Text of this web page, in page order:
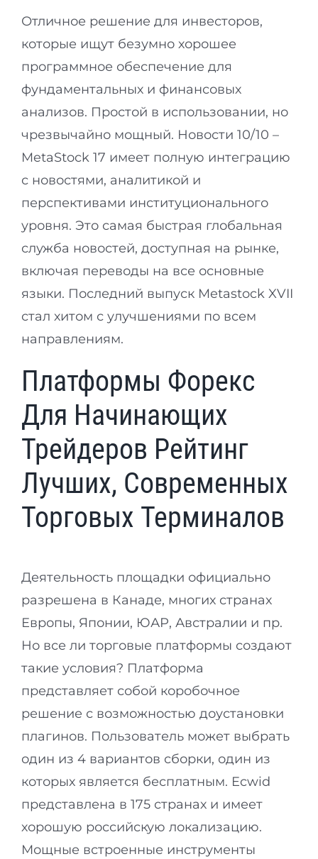
Отличное решение для инвесторов,
которые ищут безумно хорошее
программное обеспечение для
фундаментальных и финансовых
анализов. Простой в использовании, но
чрезвычайно мощный. Новости 10/10 –
MetaStock 17 имеет полную интеграцию
с новостями, аналитикой и
перспективами институционального
уровня. Это самая быстрая глобальная
служба новостей, доступная на рынке,
включая переводы на все основные
языки. Последний выпуск Metastock XVII
стал хитом с улучшениями по всем
направлениям.
Платформы Форекс
Для Начинающих
Трейдеров Рейтинг
Лучших, Современных
Торговых Терминалов
Деятельность площадки официально
разрешена в Канаде, многих странах
Европы, Японии, ЮАР, Австралии и пр.
Но все ли торговые платформы создают
такие условия? Платформа
представляет собой коробочное
решение с возможностью доустановки
плагинов. Пользователь может выбрать
один из 4 вариантов сборки, один из
которых является бесплатным. Ecwid
представлена в 175 странах и имеет
хорошую российскую локализацию.
Мощные встроенные инструменты